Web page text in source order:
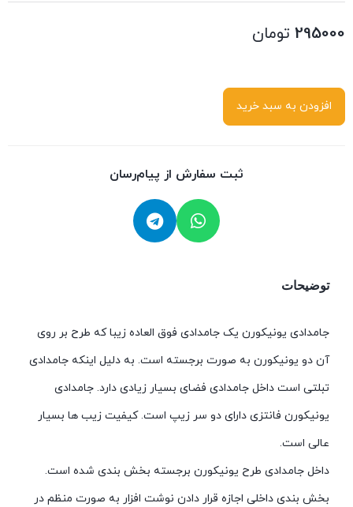
295000 تومان
افزودن به سبد خرید
ثبت سفارش از پیام‌رسان
توضیحات
جامدادی یونیکورن یک جامدادی فوق العاده زیبا که طرح بر روی
آن دو یونیکورن به صورت برجسته است. به دلیل اینکه جامدادی
تبلتی است داخل جامدادی فضای بسیار زیادی دارد. جامدادی
یونیکورن فانتزی دارای دو سر زیپ است. کیفیت زیب ها بسیار
عالی است.
داخل جامدادی طرح یونیکورن برجسته بخش بندی شده است.
بخش بندی داخلی اجازه قرار دادن نوشت افزار به صورت منظم در